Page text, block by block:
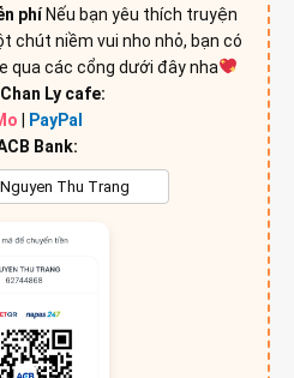
phíNếu bạn yêu thích truyện
chút niềm vui nho nhỏ, bạn có
qua các cổng dưới đây nha
Ly cafe:
PayPal
Bank: